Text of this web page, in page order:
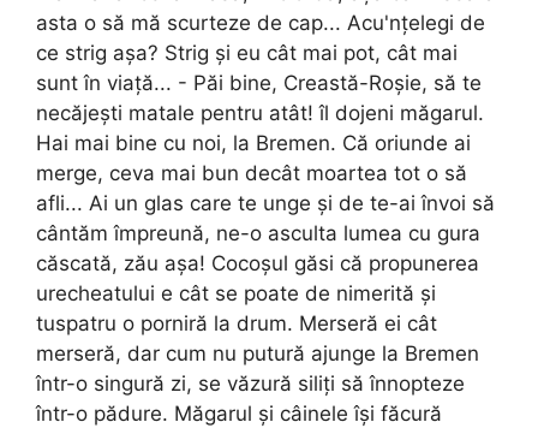
asta o să mă scurteze de cap... Acu'nțelegi de
ce strig așa? Strig și eu cât mai pot, cât mai
sunt în viață... - Păi bine, Creastă-Roșie, să te
necăjești matale pentru atât! îl dojeni măgarul.
Hai mai bine cu noi, la Bremen. Că oriunde ai
merge, ceva mai bun decât moartea tot o să
afli... Ai un glas care te unge și de te-ai învoi să
cântăm împreună, ne-o asculta lumea cu gura
căscată, zău așa! Cocoșul găsi că propunerea
urecheatului e cât se poate de nimerită și
tuspatru o porniră la drum. Merseră ei cât
merseră, dar cum nu putură ajunge la Bremen
într-o singură zi, se văzură siliți să înnopteze
într-o pădure. Măgarul și câinele își făcură